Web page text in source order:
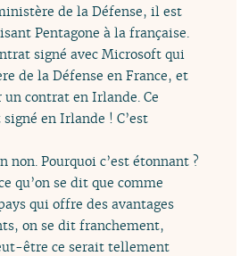
de la Défense, il est
Pentagone à la française.
signé avec Microsoft qui
de la Défense en France, et
contrat en Irlande. Ce
en Irlande ! C’est
non. Pourquoi c’est étonnant ?
qu’on se dit que comme
qui offre des avantages
on se dit franchement,
être ce serait tellement